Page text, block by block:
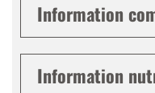
Information
Information